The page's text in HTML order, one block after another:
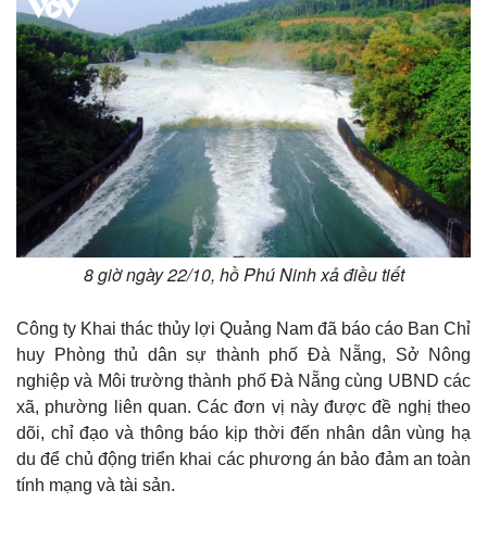
8 giờ ngày 22/10, hồ Phú Ninh xả điều tiết
Công ty Khai thác thủy lợi Quảng Nam đã báo cáo Ban Chỉ
huy Phòng thủ dân sự thành phố Đà Nẵng, Sở Nông
nghiệp và Môi trường thành phố Đà Nẵng cùng UBND các
xã, phường liên quan. Các đơn vị này được đề nghị theo
dõi, chỉ đạo và thông báo kịp thời đến nhân dân vùng hạ
du để chủ động triển khai các phương án bảo đảm an toàn
tính mạng và tài sản.